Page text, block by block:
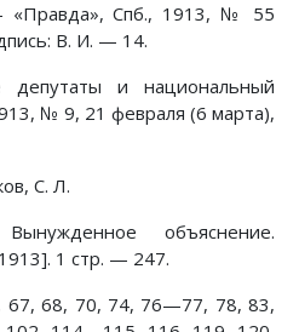
Спб., 1913, № 55
В. И. — 14.
и национальный
№ 9, 21 февраля (6 марта),
С. Л.
объяснение.
1 стр. — 247.
68, 70, 74, 76—77, 78, 83,